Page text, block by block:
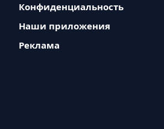
Конфиденциальность
Наши приложения
Реклама